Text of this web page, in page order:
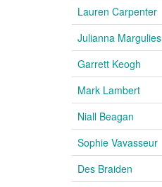
Lauren Carpenter
Julianna Margulies
Garrett Keogh
Mark Lambert
Niall Beagan
Sophie Vavasseur
Des Braiden